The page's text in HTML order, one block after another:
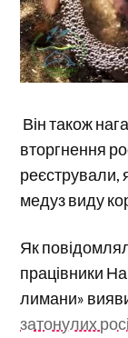
Він також
вторгнення
реєстрували,
медуз виду
Як
працівники
лимани»
затонулих